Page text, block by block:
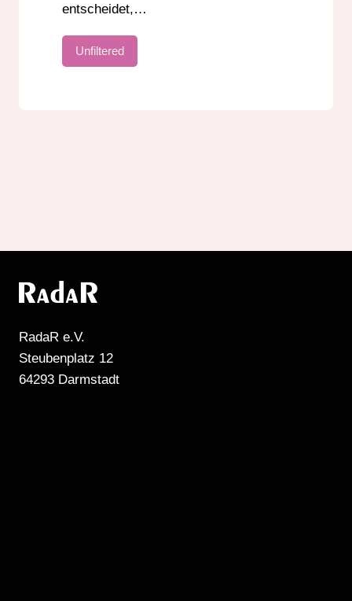
entscheidet,…
Unfiltered
RadaR e.V.
Steubenplatz 12
64293 Darmstadt